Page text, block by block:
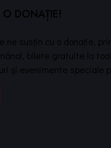
O DONAȚIE!
ne susțin cu o donație,
bilete gratuite la
și evenimente speciale